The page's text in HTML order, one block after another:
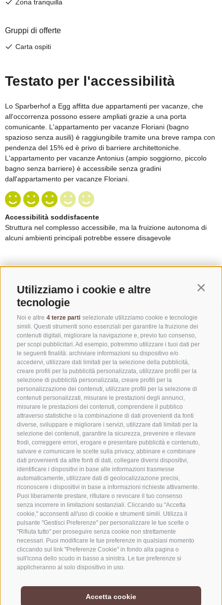
Utilizziamo i cookie e altre
tecnologie
Noi e altre 4 terze parti selezionate utilizziamo cookie e tecnologie
simili. Questi strumenti sono essenziali per garantire la fruizione dei
contenuti digitali, migliorare la navigazione e, previo tuo consenso,
per scopi pubblicitari. Ad esempio, potremmo utilizzare i tuoi dati per
le seguenti finalità: archiviare informazioni su dispositivo e/o
accedervi, utilizzare dati limitati per la selezione della pubblicità,
creare profili per la pubblicità personalizzata, utilizzare profili per la
selezione di pubblicità personalizzata, creare profili per la
personalizzazione dei contenuti, utilizzare profili per la selezione di
contenuti personalizzati, misurare le prestazioni degli annunci,
misurare le prestazioni dei contenuti, comprendere il pubblico
attraverso statistiche o la combinazione di dati provenienti da fonti
diverse, sviluppare e migliorare i servizi, utilizzare dati limitati per la
selezione dei contenuti, garantire la sicurezza, prevenire e rilevare
frodi, correggere errori, erogare e presentare pubblicità e contenuto,
salvare e comunicare le scelte sulla privacy, abbinare e combinare
dati provenienti da altre fonti di dati, collegare diversi dispositivi,
identificare i dispositivi in base alle informazioni trasmesse
automaticamente, utilizzare dati di geolocalizzazione precisi,
riconoscere i dispositivi in base a informazioni richieste attivamente.
Puoi liberamente prestare, rifiutare o revocare il tuo consenso
senza incorrere in limitazioni sostanziali. Cliccando su "Accetta
cookie," acconsenti all'uso di cookie e strumenti simili. Utilizza il
pulsante "Gestisci Preferenze" per personalizzare le tue scelte o
"Rifiuta tutto" per proseguire senza cookie non strettamente
necessari. Puoi modificare le tue preferenze in qualsiasi momento
cliccando sul link "Preferenze Cookie" in fondo alla pagina o
sull'icona dello scudo in basso a sinistra. Le tue preferenze si
applicheranno al solo dispositivo in uso.
Accetta cookie
CONTATTACI
+39 0472 765325
info@vipiteno.com
NEWSLETTER
Rimani aggiornato sulle nostre offerte
Registrati